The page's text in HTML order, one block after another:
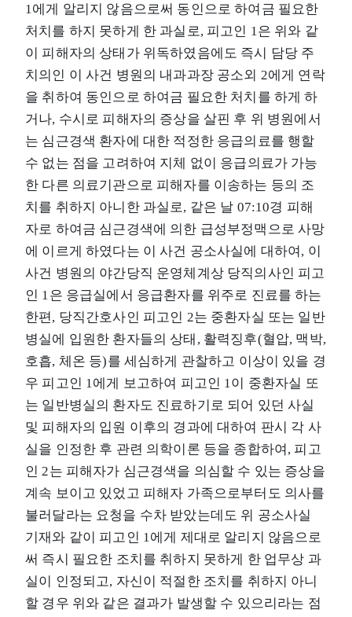
1에게 알리지 않음으로써 동인으로 하여금 필요한
처치를 하지 못하게 한 과실로, 피고인 1은 위와 같
이 피해자의 상태가 위독하였음에도 즉시 담당 주
치의인 이 사건 병원의 내과과장 공소외 2에게 연락
을 취하여 동인으로 하여금 필요한 처치를 하게 하
거나, 수시로 피해자의 증상을 살핀 후 위 병원에서
는 심근경색 환자에 대한 적정한 응급의료를 행할
수 없는 점을 고려하여 지체 없이 응급의료가 가능
한 다른 의료기관으로 피해자를 이송하는 등의 조
치를 취하지 아니한 과실로, 같은 날 07:10경 피해
자로 하여금 심근경색에 의한 급성부정맥으로 사망
에 이르게 하였다는 이 사건 공소사실에 대하여, 이
사건 병원의 야간당직 운영체계상 당직의사인 피고
인 1은 응급실에서 응급환자를 위주로 진료를 하는
한편, 당직간호사인 피고인 2는 중환자실 또는 일반
병실에 입원한 환자들의 상태, 활력징후(혈압, 맥박,
호흡, 체온 등)를 세심하게 관찰하고 이상이 있을 경
우 피고인 1에게 보고하여 피고인 1이 중환자실 또
는 일반병실의 환자도 진료하기로 되어 있던 사실
및 피해자의 입원 이후의 경과에 대하여 판시 각 사
실을 인정한 후 관련 의학이론 등을 종합하여, 피고
인 2는 피해자가 심근경색을 의심할 수 있는 증상을
계속 보이고 있었고 피해자 가족으로부터도 의사를
불러달라는 요청을 수차 받았는데도 위 공소사실
기재와 같이 피고인 1에게 제대로 알리지 않음으로
써 즉시 필요한 조치를 취하지 못하게 한 업무상 과
실이 인정되고, 자신이 적절한 조치를 취하지 아니
할 경우 위와 같은 결과가 발생할 수 있으리라는 점